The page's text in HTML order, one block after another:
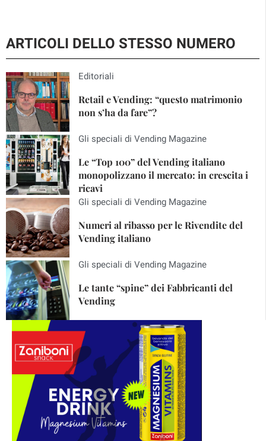
ARTICOLI DELLO STESSO NUMERO
Editoriali
Retail e Vending: “questo matrimonio
non s’ha da fare”?
Gli speciali di Vending Magazine
Le “Top 100” del Vending italiano
monopolizzano il mercato: in crescita i
ricavi
Gli speciali di Vending Magazine
Numeri al ribasso per le Rivendite del
Vending italiano
Gli speciali di Vending Magazine
Le tante “spine” dei Fabbricanti del
Vending